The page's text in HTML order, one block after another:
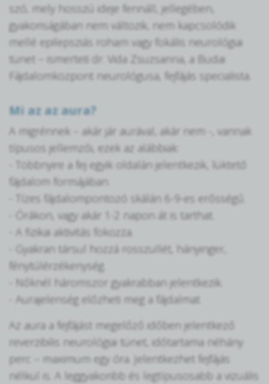
szó, mely hosszú ideje fennáll, jellegében,
gyakoriságában nem változik, nem kapcsolódik
mellé epilepsziás roham vagy fokális neurológiai
tünet – ismerteti dr. Vida Zsuzsanna, a Budai
Fájdalomközpont neurológusa, fejfájás specialista.
Mi az az aura?
A migrénnek – akár jár aurával, akár nem -, vannak
típusos jellemzői, ezek az alábbiak:
- Többnyire a fej egyik oldalán jelentkezik, lüktető
fájdalom formájában.
- Tízes fájdalompontozó skálán 6-9-es erősségű.
- Órákon, vagy akár 1-2 napon át is tarthat.
- A fizikai aktivitás fokozza.
- Gyakran társul hozzá rosszullét, hányinger,
fénytúlérzékenység.
- Nőknél háromszor gyakrabban jelentkezik.
- Aurajelenség előzheti meg a fájdalmat.
Az aura a fejfájást megelőző időben jelentkező
reverzibilis neurológiai tünet, időtartama néhány
perc – maximum egy óra. Jelentkezhet fejfájás
nélkül is. A leggyakoribb és legtípusosabb a vizuális